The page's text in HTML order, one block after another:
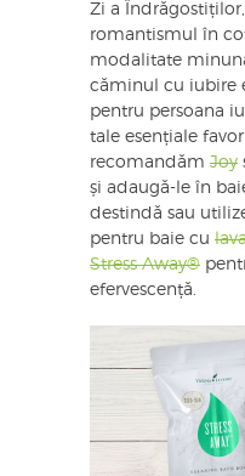
Zi a
romantismul în
modalitate
căminul cu iubire
pentru persoana
tale esențiale
recomandăm Joy
și adaugă-le în
destindă sau
pentru baie cu
Stress Away®
efervescență.